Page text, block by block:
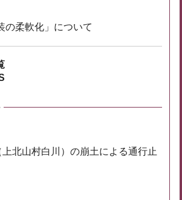
の柔軟化」について
上北山村白川）の崩土による通行止